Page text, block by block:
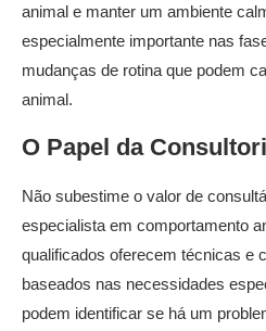
animal e manter um ambiente
especialmente importante nas
mudanças de rotina que podem
animal.
O Papel da
Não subestime o valor de
especialista em comportamento
qualificados oferecem técnicas e
baseados nas necessidades
podem identificar se há um